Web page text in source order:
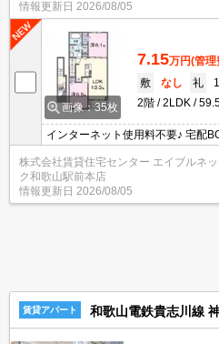
情報更新日 2026/08/05
画像：35枚
7.15万円(管理
敷
なし 礼
2階
2LDK
インターネット使用料不要♪ 宅配
株式会社賃貸住宅センター エイブルネ
ク和歌山駅前本店
情報更新日 2026/08/05
賃貸アパート 和歌山電鉄貴志川線